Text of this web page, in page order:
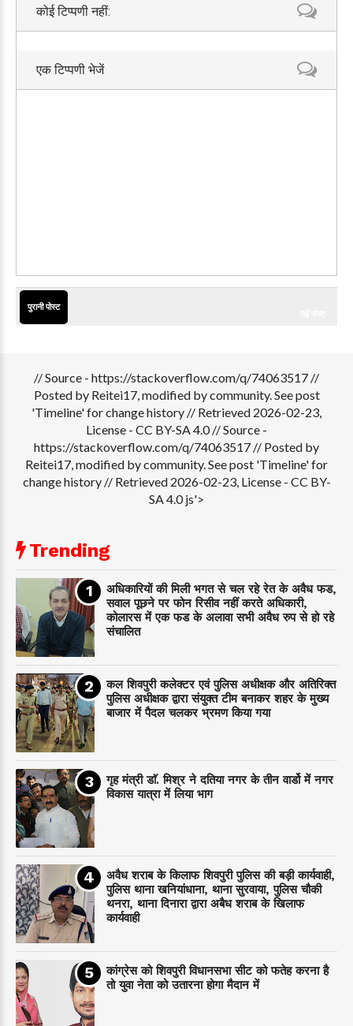
कोई टिप्पणी नहीं:
एक टिप्पणी भेजें
पुरानी पोस्ट
// Source - https://stackoverflow.com/q/74063517 //
Posted by Reitei17, modified by community. See post
'Timeline' for change history // Retrieved 2026-02-23,
License - CC BY-SA 4.0// Source -
https://stackoverflow.com/q/74063517 // Posted by
Reitei17, modified by community. See post 'Timeline' for
change history // Retrieved 2026-02-23, License - CC BY-
SA 4.0 js'>
Trending
अधिकारियों की मिली भगत से चल रहे रेत के अवैध फड,
सवाल पूछने पर फोन रिसीव नहीं करते अधिकारी,
कोलारस में एक फड के अलावा सभी अवैध रुप से हो रहे
संचालित
कल शिवपुरी कलेक्टर एवं पुलिस अधीक्षक और अतिरिक्त
पुलिस अधीक्षक द्वारा संयुक्त टीम बनाकर शहर के मुख्य
बाजार में पैदल चलकर भ्रमण किया गया
गृह मंत्री डाॅ. मिश्र ने दतिया नगर के तीन वार्डो में नगर
विकास यात्रा में लिया भाग
अवैध शराब के किलाफ शिवपुरी पुलिस की बड़ी कार्यवाही,
पुलिस थाना खनियांधाना, थाना सुरवाया, पुलिस चौकी
थनरा, थाना दिनारा द्वारा अबैध शराब के खिलाफ
कार्यवाही
कांग्रेस को शिवपुरी विधानसभा सीट को फतेह करना है
तो युवा नेता को उतारना होगा मैदान में